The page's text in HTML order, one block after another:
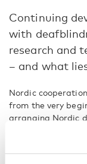
Continuing
with
research and
– and what
Nordic
from the very
arranging Nordic
conferences is to